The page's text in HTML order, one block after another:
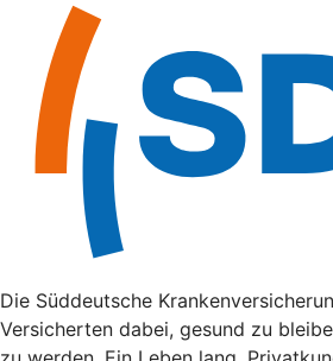
Die Süddeutsche
Versicherten dabei, gesund zu